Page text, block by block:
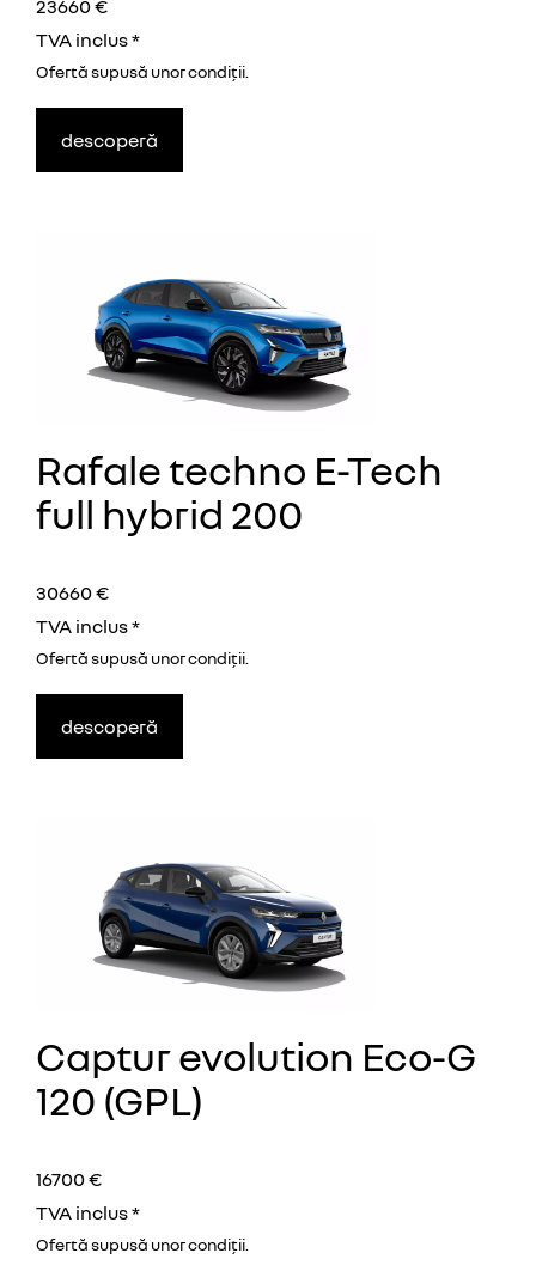
23660 €
TVA inclus *
Ofertă supusă unorcondiţii.
descoperă
Rafale techno E-Tech
full hybrid 200
30660 €
TVA inclus *
Ofertă supusă unorcondiţii.
descoperă
Captur evolution Eco-G
120 (GPL)
16700 €
TVA inclus *
Ofertă supusă unorcondiţii.